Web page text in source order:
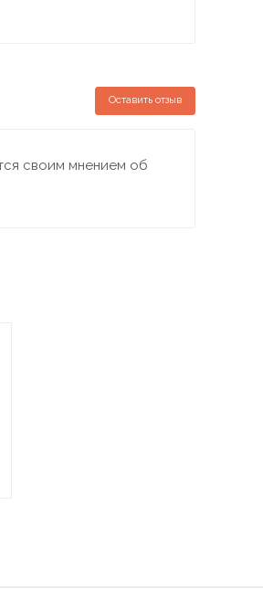
Оставить отзыв
своим мнением об